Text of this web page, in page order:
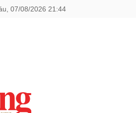
07/08/2026 21:44